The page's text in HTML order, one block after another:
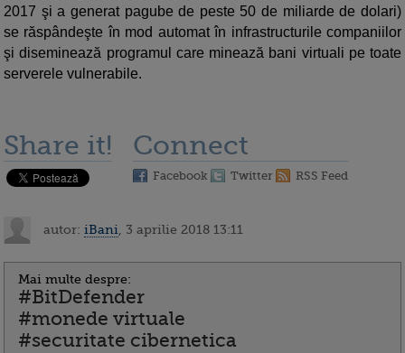
2017 şi a generat pagube de peste 50 de miliarde de dolari)
se răspândeşte în mod automat în infrastructurile companiilor
şi diseminează programul care minează bani virtuali pe toate
serverele vulnerabile.
Share it! Connect
Facebook Twitter RSS Feed
autor: iBani , 3 aprilie 2018 13:11
Mai multe despre:
#BitDefender
#monede virtuale
#securitate cibernetica